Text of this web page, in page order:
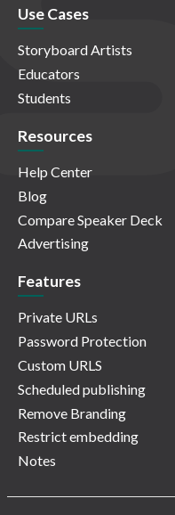
Use Cases
Storyboard Artists
Educators
Students
Resources
Help Center
Blog
Compare Speaker Deck
Advertising
Features
Private URLs
Password Protection
Custom URLS
Scheduled publishing
Remove Branding
Restrict embedding
Notes